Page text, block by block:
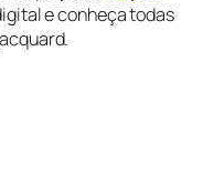
e conheça todas